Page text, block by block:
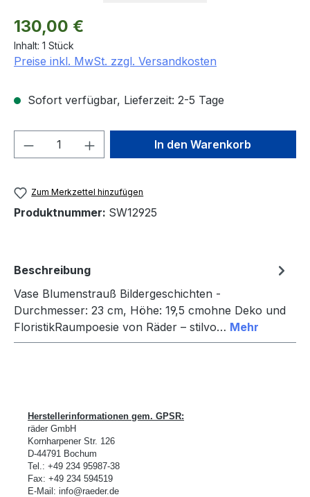
Regulärer Preis:
130,00 €
Inhalt: 1 Stück
Preise inkl. MwSt. zzgl. Versandkosten
Sofort verfügbar, Lieferzeit: 2-5 Tage
Produkt Anzahl: Gib denIn den Warenkorb
Zum Merkzettel hinzufügen
Produktnummer: SW12925
Beschreibung
Vase Blumenstrauß Bildergeschichten -
Durchmesser: 23 cm, Höhe: 19,5 cmohne Deko und
FloristikRaumpoesie von Räder – stilvo… Mehr
Herstellerinformationen gem. GPSR:
räder GmbH
Kornharpener Str. 126
D-44791 Bochum
Tel.: +49 234 95987-38
Fax: +49 234 594519
E-Mail: info@raeder.de